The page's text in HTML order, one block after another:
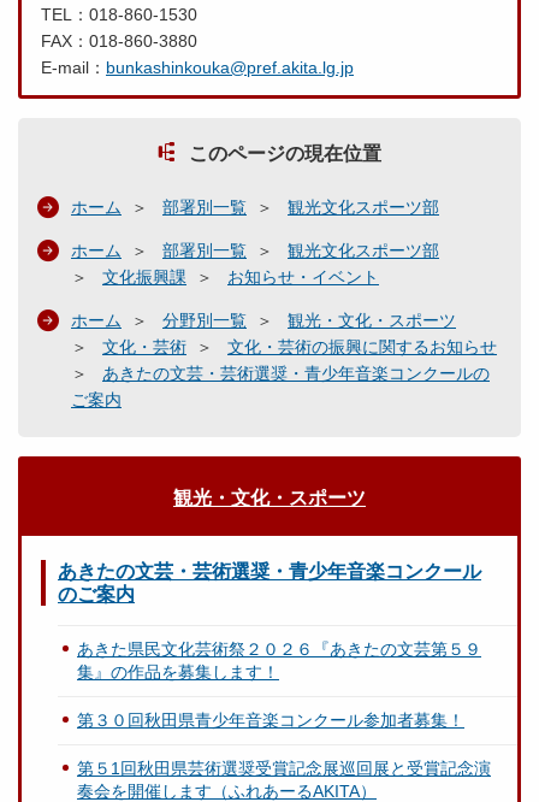
TEL：018-860-1530
FAX：018-860-3880
E-mail： bunkashinkouka@pref.akita.lg.jp
このページの現在位置
ホーム 部署別一覧 観光文化スポーツ部
ホーム 部署別一覧
観光文化スポーツ部
文化振興課
お知らせ・イベント
ホーム 分野別一覧
観光・文化・スポーツ
文化・芸術
文化・芸術の振興に関するお知らせ
あきたの文芸・芸術選奨・青少年音楽コンクールの
ご案内
観光・文化・スポーツ
あきたの文芸・芸術選奨・青少年音楽コンクール
のご案内
あきた県民文化芸術祭２０２６『あきたの文芸第５９
集』の作品を募集します！
第３０回秋田県青少年音楽コンクール参加者募集！
第５1回秋田県芸術選奨受賞記念展巡回展と受賞記念演
奏会を開催します（ふれあーるAKITA）